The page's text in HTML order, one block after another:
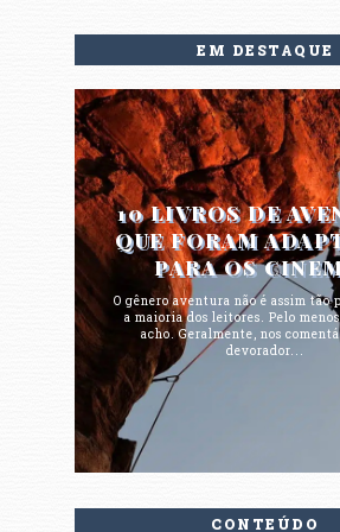
EM DESTAQUE
10 LIVROS DE
QUE FORAM
PARA OS
O gênero aventura não é assim tão
a maioria dos leitores. Pelo
acho. Geralmente, nos
devorador...
CONTEÚDO